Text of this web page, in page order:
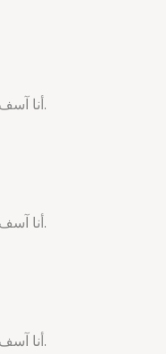
أنا آسف جدًا للإضافة إلى المشكلة.
أنا آسف جدًا للإضافة إلى المشكلة.
أنا آسف جدًا للإضافة إلى المشكلة.